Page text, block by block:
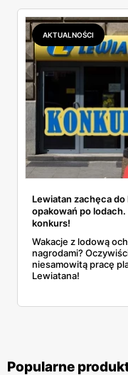
AKTUALNOŚCI
Lewiatan zachęca
opakowań po
konkurs!
Wakacje z lodową
nagrodami?
niesamowitą pracę
Lewiatana!
Popularne